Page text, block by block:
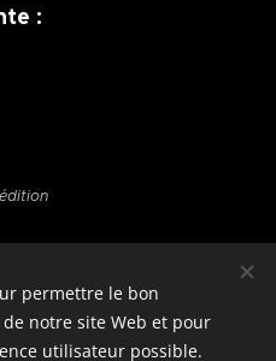
:
reserved Cookies
permettre le bon
notre site Web et pour
utilisateur possible.